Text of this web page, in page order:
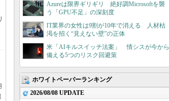
Azureは限界ギリギリ 絶好調Microsoftを襲
う「GPU不足」の深刻度
IT業界の女性は9割が10年で消える 人材枯
渇を招く“見えない壁”の正体
米「AIキルスイッチ法案」 情シスが今から
備える5つのリスク回避策
ホワイトペーパーランキング
2026/08/08 UPDATE